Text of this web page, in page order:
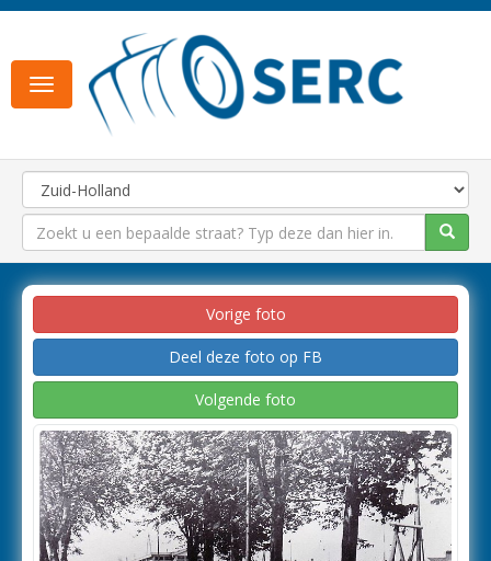
Toggle
navigation
Vorige foto
Deel deze foto op FB
Volgende foto